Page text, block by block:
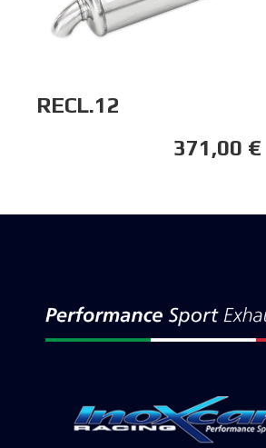
RECL.12
371,00 €